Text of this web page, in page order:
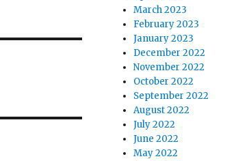
March 2023
February 2023
January 2023
December 2022
November 2022
October 2022
September 2022
August 2022
July 2022
June 2022
May 2022